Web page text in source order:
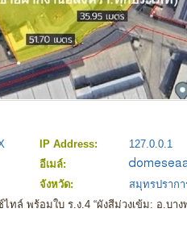
IP Address:
127.0.0.1
อีเมล์:
จังหวัด:
สมุทรปรากา
ไทล์ พร้อมใบ ร.ง.4 “ผังสีม่วงเข้ม: อ.บา